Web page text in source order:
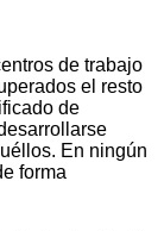
de trabajo
el resto
de
En ningún
forma